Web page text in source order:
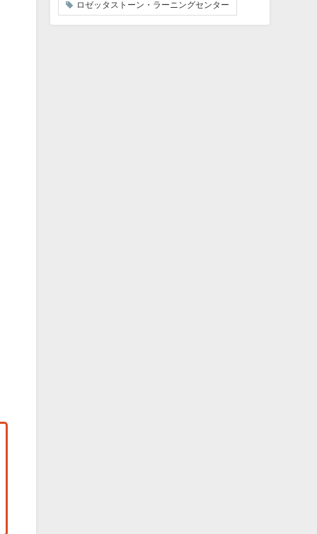
ロゼッタストーン・ラーニングセンター